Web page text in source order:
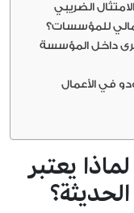
الضريبي
للمؤسسات؟
داخل المؤسسة
في الأعمال
يعتبر